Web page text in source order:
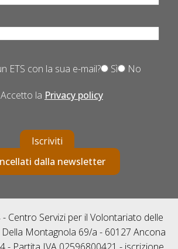
ETS con la sua e-mail? Sì No
Accetto la Privacy policy
Iscriviti
dalla newsletter
- Centro Servizi per il Volontariato delle
Della Montagnola 69/a - 60127 Ancona